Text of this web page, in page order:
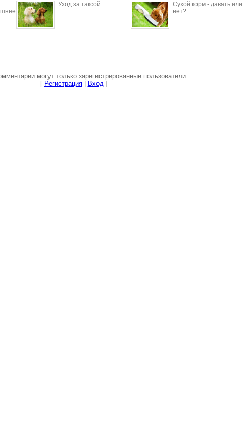
Уход за таксой
Сухой корм - давать или
нет?
могут только зарегистрированные пользователи.
[ Регистрация| Вход]